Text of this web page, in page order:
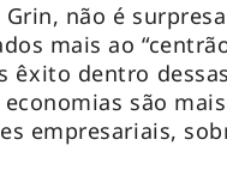
não é
mais ao
êxito dentro dessas
são
empresariais,